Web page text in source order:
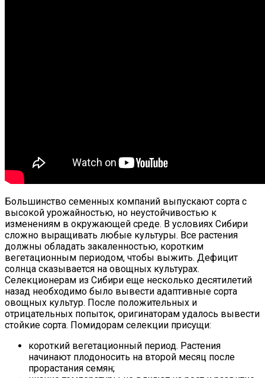
Большинство семенных компаний выпускают сорта с
высокой урожайностью, но неустойчивостью к
изменениям в окружающей среде. В условиях Сибири
сложно выращивать любые культуры. Все растения
должны обладать закаленностью, коротким
вегетационным периодом, чтобы выжить. Дефицит
солнца сказывается на овощных культурах.
Селекционерам из Сибири еще несколько десятилетий
назад необходимо было вывести адаптивные сорта
овощных культур. После положительных и
отрицательных попыток, оригинаторам удалось вывести
стойкие сорта. Помидорам селекции присущи:
короткий вегетационный период. Растения
начинают плодоносить на второй месяц после
прорастания семян;